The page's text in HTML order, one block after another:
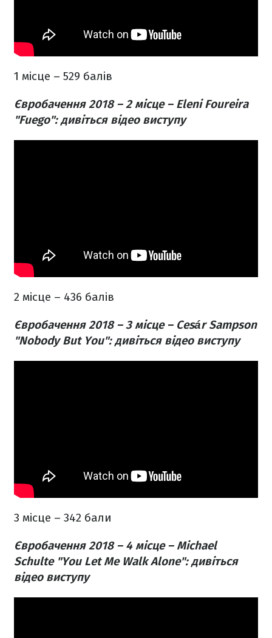
1 місце – 529 балів
Євробачення 2018 – 2 місце – Eleni Foureira
"Fuego": дивіться відео виступу
2 місце – 436 балів
Євробачення 2018 – 3 місце – Cesár Sampson
"Nobody But You": дивіться відео виступу
3 місце – 342 бали
Євробачення 2018 – 4 місце – Michael
Schulte "You Let Me Walk Alone": дивіться
відео виступу